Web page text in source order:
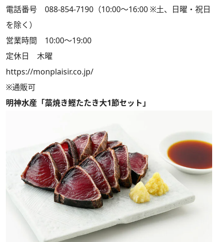
電話番号 088-854-7190（10:00～16:00 ※土、日曜・祝日
を除く）
営業時間 10:00～19:00
定休日 木曜
https://monplaisir.co.jp/
※通販可
明神水産「藁焼き鰹たたき大1節セット」